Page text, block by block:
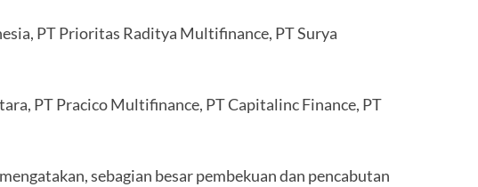
PT Prioritas Raditya Multifinance, PT Surya
PT Pracico Multifinance, PT Capitalinc Finance, PT
sebagian besar pembekuan dan pencabutan